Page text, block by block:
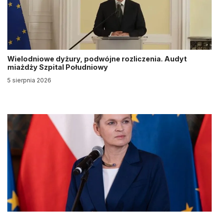
Wielodniowe dyżury, podwójne rozliczenia. Audyt
miażdży Szpital Południowy
5 sierpnia 2026